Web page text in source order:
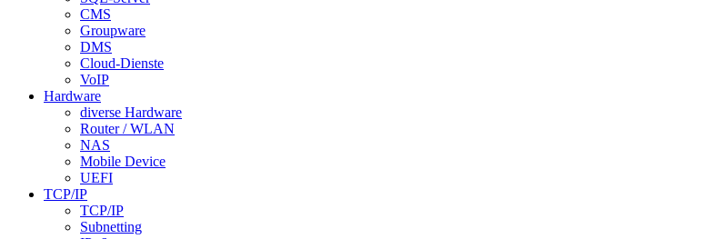
CMS
Groupware
DMS
Cloud-Dienste
VoIP
Hardware
diverse Hardware
Router / WLAN
NAS
Mobile Device
UEFI
TCP/IP
TCP/IP
Subnetting